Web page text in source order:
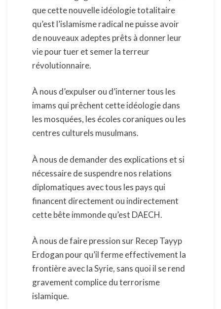
que cette nouvelle idéologie totalitaire
qu’est l’islamisme radical ne puisse avoir
de nouveaux adeptes prêts à donner leur
vie pour tuer et semer la terreur
révolutionnaire.
À nous d’expulser ou d’interner tous les
imams qui prêchent cette idéologie dans
les mosquées, les écoles coraniques ou les
centres culturels musulmans.
À nous de demander des explications et si
nécessaire de suspendre nos relations
diplomatiques avec tous les pays qui
financent directement ou indirectement
cette bête immonde qu’est DAECH.
À nous de faire pression sur Recep Tayyp
Erdogan pour qu’il ferme effectivement la
frontière avec la Syrie, sans quoi il se rend
gravement complice du terrorisme
islamique.